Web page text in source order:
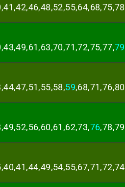
41,42,46,48,52,55,64,68,75,78
43,49,61,63,70,71,72,75,77,79
44,47,51,55,58,59,68,71,76,80
49,52,56,60,61,62,73,76,78,79
40,41,44,49,54,55,67,71,72,74